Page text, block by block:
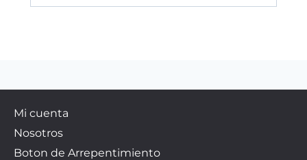
Mi cuenta
Nosotros
Boton de Arrepentimiento